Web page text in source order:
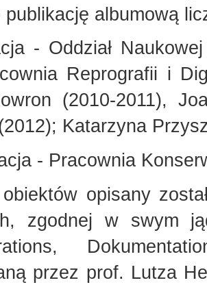
publikację albumową
- Oddział
Reprografii i
(2010-2011),
Katarzyna
- Pracownia
opisany
zgodnej w swym
przez prof. Lutza